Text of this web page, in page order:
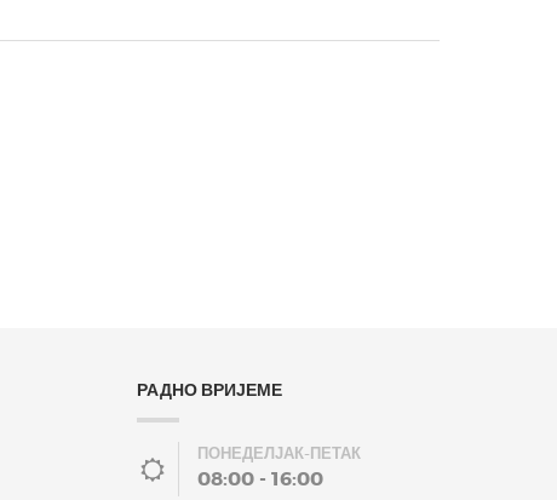
РАДНО ВРИЈЕМЕ
ПОНЕДЕЛЈАК-ПЕТАК
08:00 - 16:00